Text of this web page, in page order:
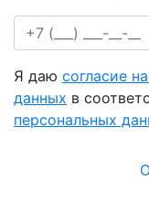
Я даю согласие
данных в
персональных